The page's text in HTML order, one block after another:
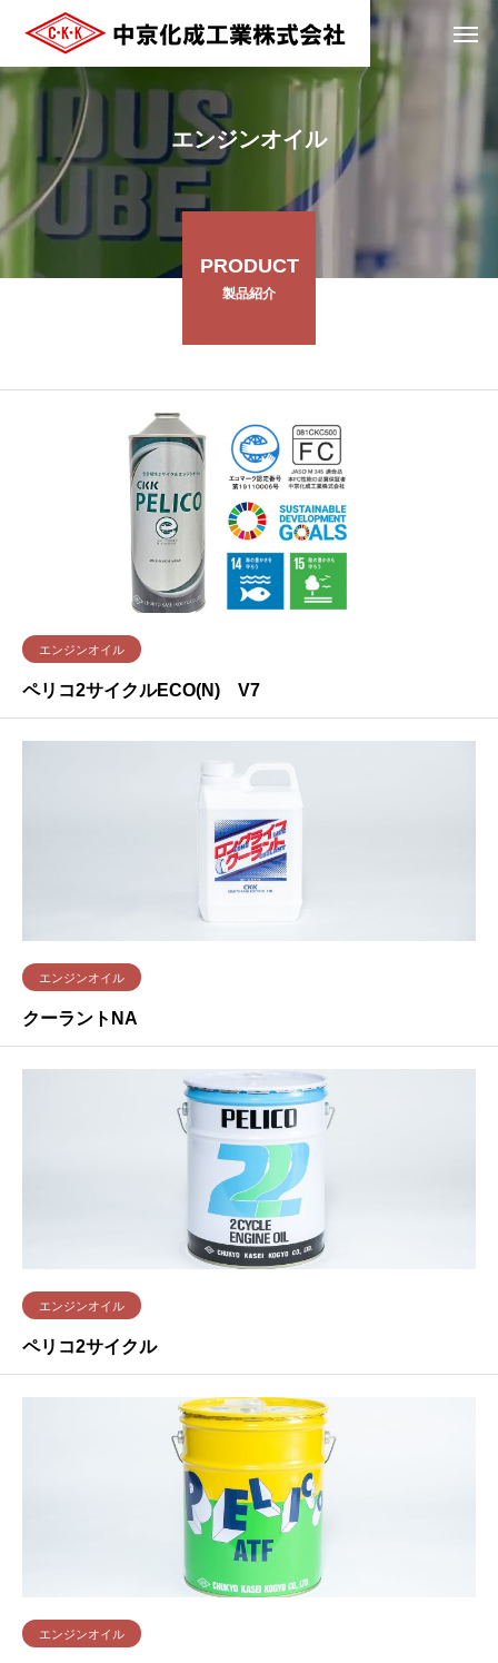
エンジンオイル
PRODUCT
製品紹介
エンジンオイル
ペリコ2サイクルECO(N) V7
エンジンオイル
クーラントNA
エンジンオイル
ペリコ2サイクル
エンジンオイル